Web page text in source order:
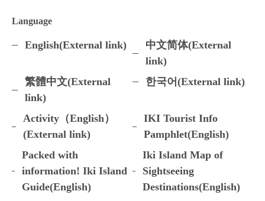
Language
English(External link)
中文简体(External
link)
繁體中文(External
link)
한국어(External link)
Activity（English）
(External link)
IKI Tourist Info
Pamphlet(English)
Packed with
information! Iki Island
Guide(English)
Iki Island Map of
Sightseeing
Destinations(English)